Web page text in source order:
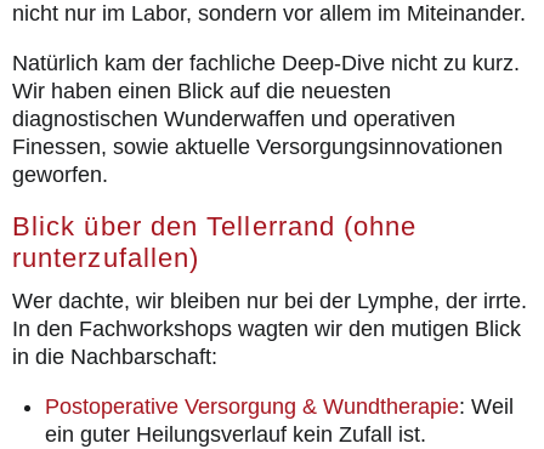
nicht nur im Labor, sondern vor allem im Miteinander.
Natürlich kam der fachliche Deep-Dive nicht zu kurz.
Wir haben einen Blick auf die neuesten
diagnostischen Wunderwaffen und operativen
Finessen, sowie aktuelle Versorgungsinnovationen
geworfen.
Blick über den Tellerrand (ohne
runterzufallen)
Wer dachte, wir bleiben nur bei der Lymphe, der irrte.
In den Fachworkshops wagten wir den mutigen Blick
in die Nachbarschaft:
Postoperative Versorgung & Wundtherapie: Weil
ein guter Heilungsverlauf kein Zufall ist.